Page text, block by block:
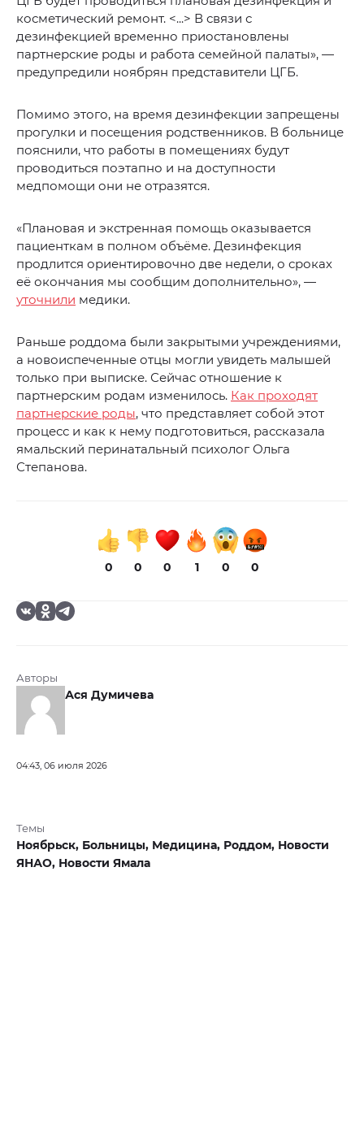
косметический ремонт. <...> В связи с
дезинфекцией временно приостановлены
партнерские роды и работа семейной палаты», —
предупредили ноябрян представители ЦГБ.
Помимо этого, на время дезинфекции запрещены
прогулки и посещения родственников. В больнице
пояснили, что работы в помещениях будут
проводиться поэтапно и на доступности
медпомощи они не отразятся.
«Плановая и экстренная помощь оказывается
пациенткам в полном объёме. Дезинфекция
продлится ориентировочно две недели, о сроках
её окончания мы сообщим дополнительно», —
уточнили медики.
Раньше роддома были закрытыми учреждениями,
а новоиспеченные отцы могли увидеть малышей
только при выписке. Сейчас отношение к
партнерским родам изменилось. Как проходят
партнерские роды, что представляет собой этот
процесс и как к нему подготовиться, рассказала
ямальский перинатальный психолог Ольга
Степанова.
0 0 0 1 0 0
Авторы
Ася Думичева
04:43, 06 июля 2026
Темы
Ноябрьск, Больницы, Медицина, Роддом, Новости
ЯНАО, Новости Ямала